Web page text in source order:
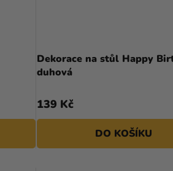
Dekorace na stůl Happy
duhová
139 Kč
DO KOŠÍKU